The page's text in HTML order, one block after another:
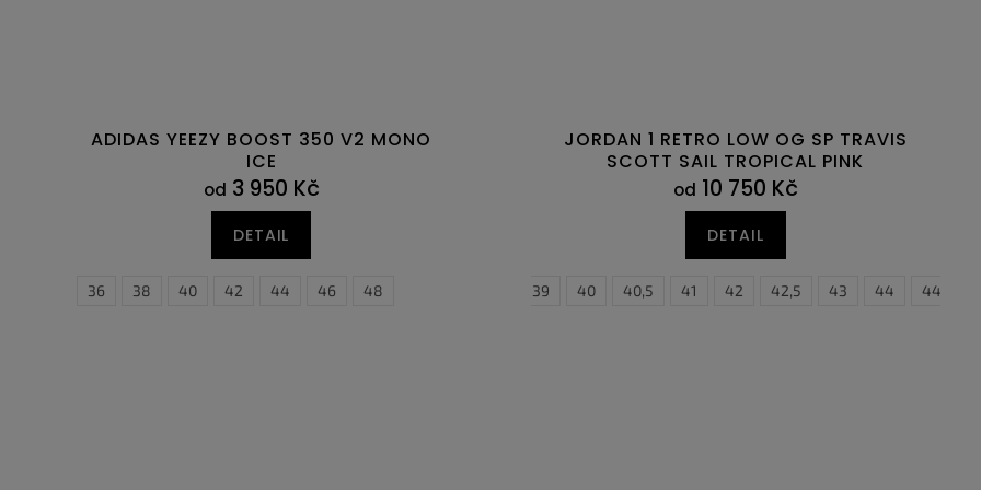
ADIDAS YEEZY BOOST 350 V2 MONO
ICE
od 3 950 Kč
DETAIL
36 38 40 42 44 46 48
JORDAN 1 RETRO LOW OG SP TRAVIS
SCOTT SAIL TROPICAL PINK
od 10 750 Kč
DETAIL
35,5 36 36,5 37,5 39 40 40,5 41 42 42,5 43 44 44,5
38,5 39 40